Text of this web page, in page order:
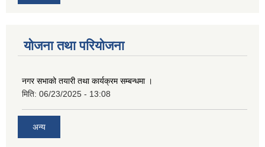
योजना तथा परियोजना
नगर सभाको तयारी तथा कार्यक्रम सम्बन्धमा ।
मिति: 06/23/2025 - 13:08
अन्य